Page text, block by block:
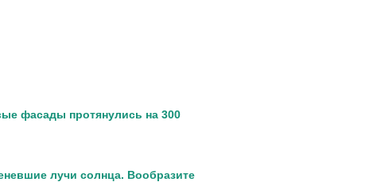
фасады протянулись на 300
лучи солнца. Вообразите